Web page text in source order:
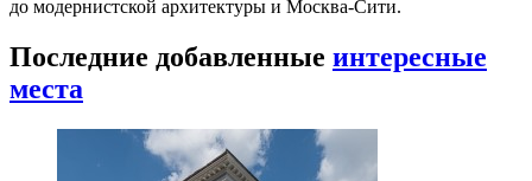
до модернистской архитектуры и Москва-Сити.
Последние добавленные интересные
места